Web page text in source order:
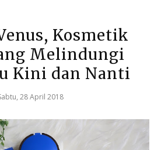
Kosmetik
Melindungi
Kini dan Nanti
28 April 2018